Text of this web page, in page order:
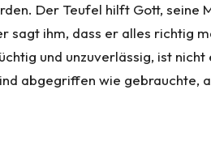
Der Teufel hilft Gott, seine
sagt ihm, dass er alles richtig
und unzuverlässig, ist
abgegriffen wie gebrauchte,